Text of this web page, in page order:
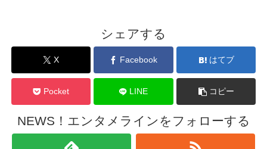
シェアする
X Facebook はてブ
Pocket LINE コピー
NEWS！エンタメラインをフォローする